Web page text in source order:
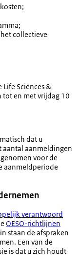
collectieve
Life Sciences &
tot en met vrijdag 10
dat u
aantal aanmeldingen
voor de
aanmeldperiode
verantwoord
OESO-richtlijnen
staan de afspraken
Een van de
is dat u zich houdt